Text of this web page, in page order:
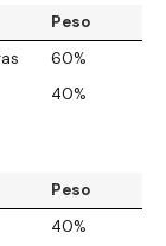
Peso
60%
40%
Peso
40%